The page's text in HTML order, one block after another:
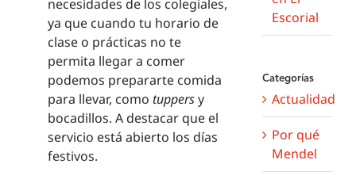
necesidades de los colegiales,
ya que cuando tu horario de
clase o prácticas no te
permita llegar a comer
podemos prepararte comida
para llevar, como tuppersy
bocadillos. A destacar que el
servicio está abierto los días
festivos.
Escorial
Categorías
Actualidad
Por qué
Mendel